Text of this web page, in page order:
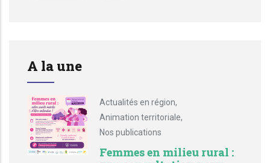
A la une
Actualités en région,
Animation territoriale,
Nos publications
Femmes en milieu rural :